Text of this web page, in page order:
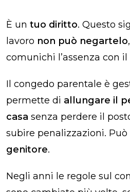
È un tuo diritto. Questo
lavoro non può negartelo
comunichi l’assenza con il
Il congedo parentale è
permette di allungare il
casa senza perdere il
subire penalizzazioni.
genitore.
Negli anni le regole sul